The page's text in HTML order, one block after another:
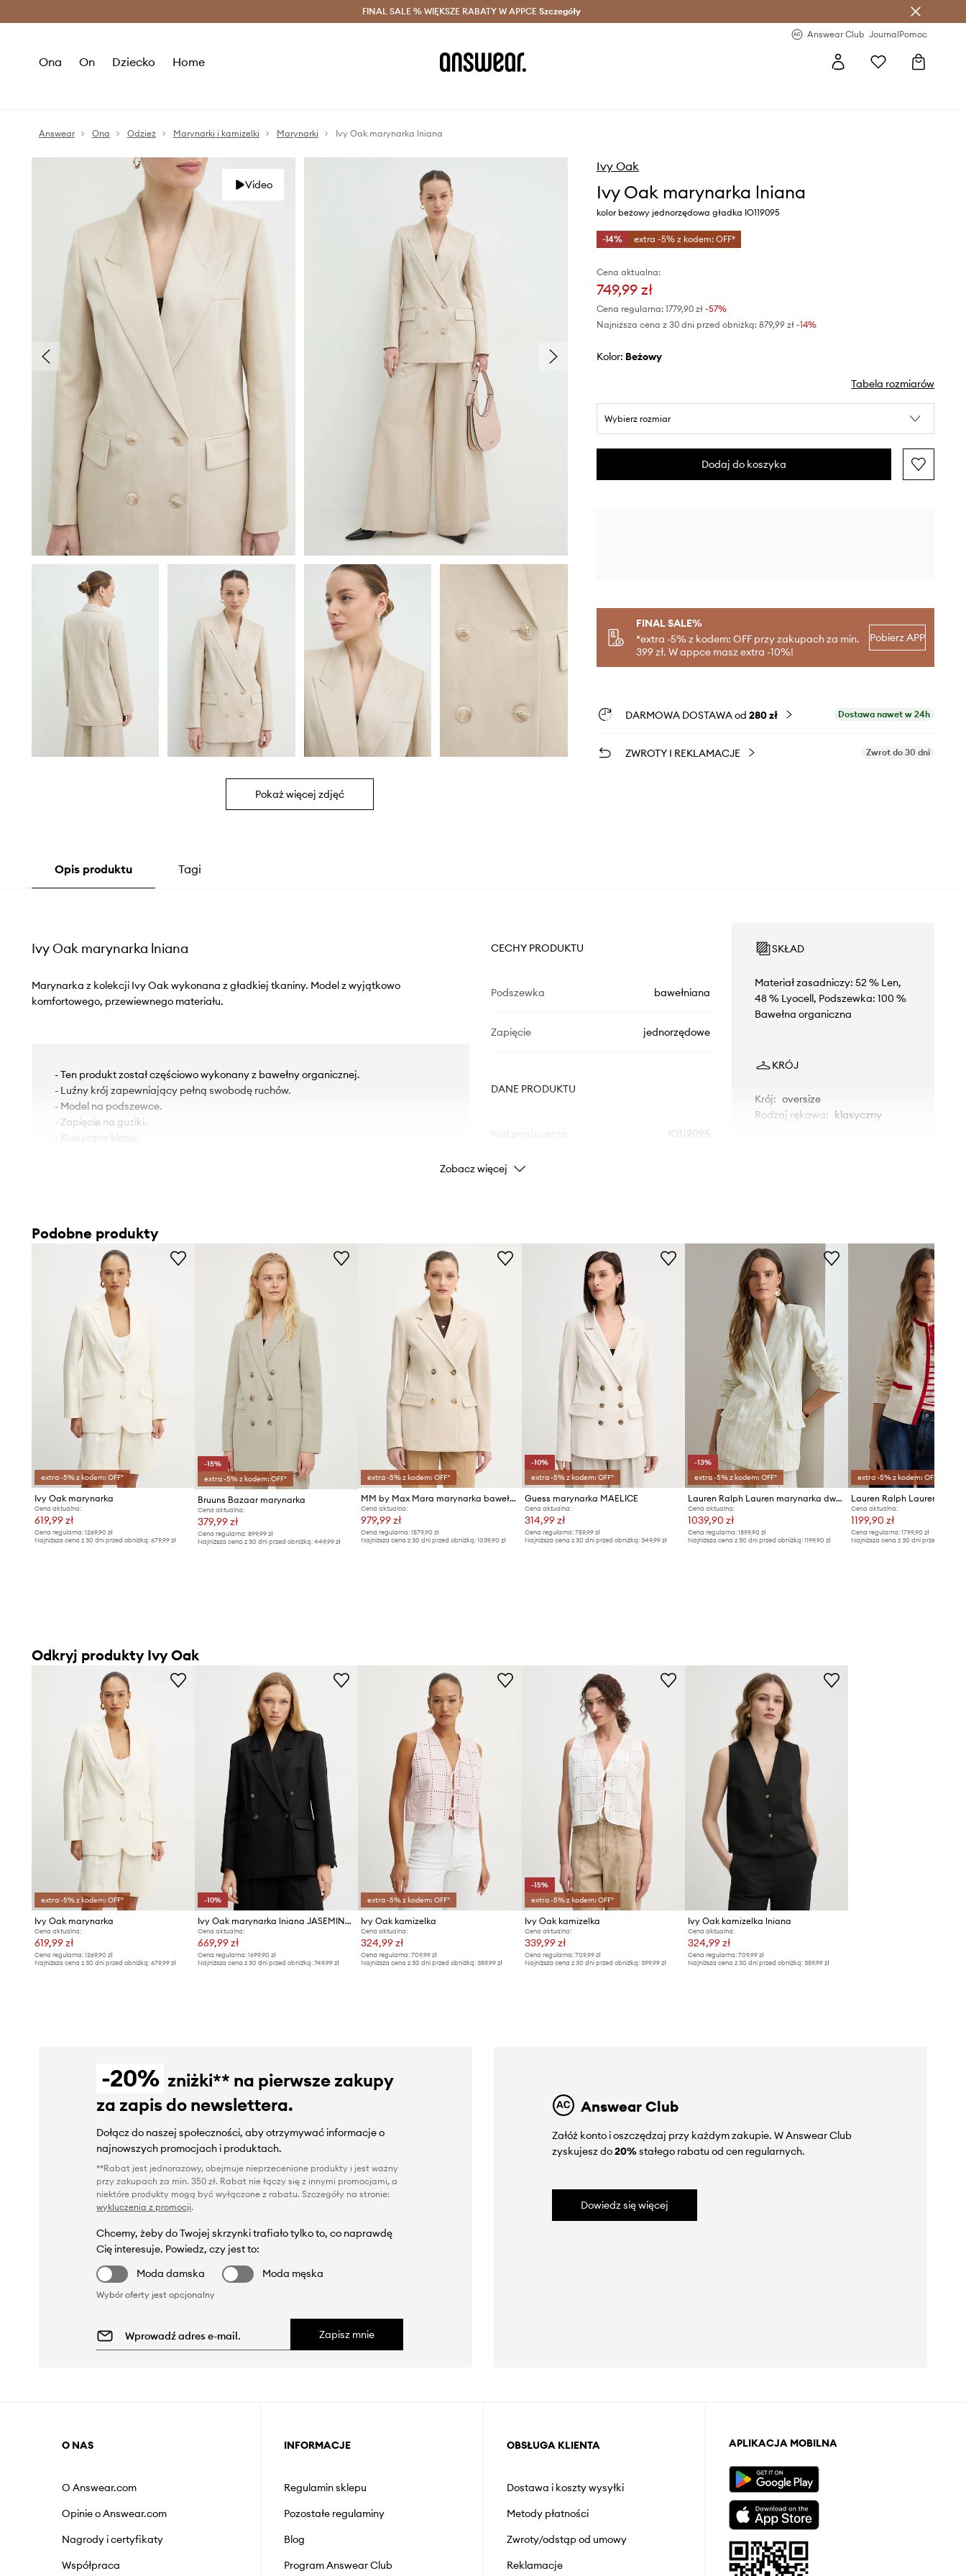
Oszczędzaj z Answear Club > Dostawa nawet w 24h >
FINAL SALE % WIĘKSZE RABATY W APPCE Szczegóły
Answear Club JournalPomoc
Ona On Dziecko Home
Answear Ona Odzież Marynarki i kamizelki Marynarki Ivy Oak marynarka lniana
Video
Pokaż więcej zdjęć
Ivy Oak
Ivy Oak marynarka lniana
kolor beżowy jednorzędowa gładka IO119095
-14% extra -5% z kodem: OFF*
Cena aktualna:
749,99 zł
Cena regularna: 1779,90 zł-57%
Najniższa cena z 30 dni przed obniżką: 879,99 zł -14%
Kolor: beżowy
Tabela rozmiarów
Wybierz rozmiar
Dodaj do koszyka
FINAL SALE%
*extra -5% z kodem: OFF przy zakupach za min.
399 zł. W appce masz extra -10%!
Pobierz APP
DARMOWA DOSTAWA od 280 zł Dostawa nawet w 24h
ZWROTY I REKLAMACJE Zwrot do 30 dni
Opis produktu Tagi
Ivy Oak marynarka lniana
Marynarka z kolekcji Ivy Oak wykonana z gładkiej tkaniny. Model z wyjątkowo
komfortowego, przewiewnego materiału.
- Ten produkt został częściowo wykonany z bawełny organicznej.
- Luźny krój zapewniający pełną swobodę ruchów.
- Model na podszewce.
- Zapięcie na guziki.
- Klasyczne klapy.
- Szerokość w ramionach: 40 cm.
- Wymiary podane dla rozmiaru: 36.
CECHY PRODUKTU
Podszewka bawełniana
Zapięcie jednorzędowe
DANE PRODUKTU
IO119095
Kolor
ID Produktu
SKŁAD
Materiał zasadniczy: 52 % Len,
48 % Lyocell, Podszewka: 100 %
Bawełna organiczna
KRÓJ
Krój: oversize
Rodzaj rękawa: klasyczny
Zalecamy wybór rozmiaru, jaki nosisz
zazwyczaj.
Tabela rozmiarów
Zobacz więcej
Podobne produkty
extra -5% z kodem: OFF*
Ivy Oak marynarka
Cena aktualna:
619,99 zł
Cena regularna: 1269,90 zł
Najniższa cena z 30 dni przed obniżką: 679,99 zł
-15%
extra -5% z kodem: OFF*
Bruuns Bazaar marynarka
Cena aktualna:
379,99 zł
Cena regularna:899,99 zł
Najniższa cena z 30 dni przed obniżką:449,99 zł
extra -5% z kodem: OFF*
MM by Max Mara marynarka bawełniana ROTONDO
Cena aktualna:
979,99 zł
Cena regularna: 1579,90 zł
Najniższa cena z 30 dni przed obniżką: 1039,90 zł
-10%
extra -5% z kodem: OFF*
Guess marynarka MAELICE
Cena aktualna:
314,99 zł
Cena regularna: 759,99 zł
Najniższa cena z 30 dni przed obniżką: 349,99 zł
-13%
extra -5% z kodem: OFF*
Lauren Ralph Lauren marynarka dwurzędowa damska lniana
Cena aktualna:
1039,90 zł
Cena regularna:1899,90 zł
Najniższa cena z 30 dni przed obniżką:1199,90 zł
extra -5% z kodem: OFF*
Cena aktualna:
1199,90 zł
Cena regularna: 1799,90 zł
Najniższa cena z 30 dni przed obniżką:
Odkryj produkty Ivy Oak
extra -5% z kodem: OFF*
Ivy Oak marynarka
Cena aktualna:
619,99 zł
Cena regularna: 1269,90 zł
Najniższa cena z 30 dni przed obniżką: 679,99 zł
-10%
Ivy Oak marynarka lniana JASEMINA ROSE
Cena aktualna:
669,99 zł
Cena regularna:1699,90 zł
Najniższa cena z 30 dni przed obniżką:749,99 zł
extra -5% z kodem: OFF*
Ivy Oak kamizelka
Cena aktualna:
324,99 zł
Cena regularna: 709,99 zł
Najniższa cena z 30 dni przed obniżką: 359,99 zł
-15%
extra -5% z kodem: OFF*
Ivy Oak kamizelka
Cena aktualna:
339,99 zł
Cena regularna: 709,99 zł
Najniższa cena z 30 dni przed obniżką: 399,99 zł
Ivy Oak kamizelka lniana
Cena aktualna:
324,99 zł
Cena regularna:709,99 zł
Najniższa cena z 30 dni przed obniżką:359,99 zł
-20% zniżki** na pierwsze zakupy
za zapis do newslettera.
Dołącz do naszej społeczności, aby otrzymywać informacje o
najnowszych promocjach i produktach.
**Rabat jest jednorazowy, obejmuje nieprzecenione produkty i jest ważny
przy zakupach za min. 350 zł. Rabat nie łączy się z innymi promocjami, a
niektóre produkty mogą być wyłączone z rabatu. Szczegóły na stronie:
wykluczenia z promocji.
Chcemy, żeby do Twojej skrzynki trafiało tylko to, co naprawdę
Cię interesuje. Powiedz, czy jest to:
Moda damska
Moda męska
Wybór oferty jest opcjonalny
Zapisz mnie
Answear Club
Załóż konto i oszczędzaj przy każdym zakupie. W Answear Club
zyskujesz do20%stałego rabatu od cen regularnych.
Dowiedz się więcej
O NAS
O Answear.com
Opinie o Answear.com
Nagrody i certyfikaty
Współpraca
INFORMACJE
Regulamin sklepu
Pozostałe regulaminy
Blog
Program Answear Club
OBSŁUGA KLIENTA
Dostawa i koszty wysyłki
Metody płatności
Zwroty/odstąp od umowy
Reklamacje
APLIKACJA MOBILNA